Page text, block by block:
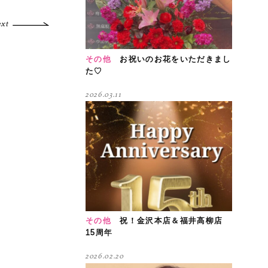
その他
お祝いのお花をいただきまし
た♡
その他
祝！金沢本店＆福井高柳店
15周年
2026.03.11
2026.02.20